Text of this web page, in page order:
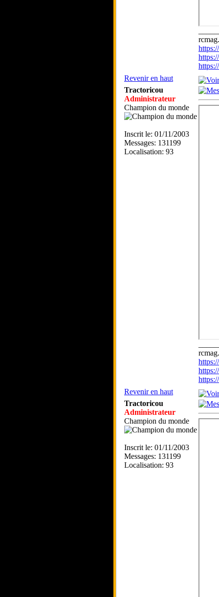
Revenir en haut
Tractoricou
Administrateur
Champion du monde
Inscrit le: 01/11/2003
Messages: 131199
Localisation: 93
Revenir en haut
Tractoricou
Administrateur
Champion du monde
Inscrit le: 01/11/2003
Messages: 131199
Localisation: 93